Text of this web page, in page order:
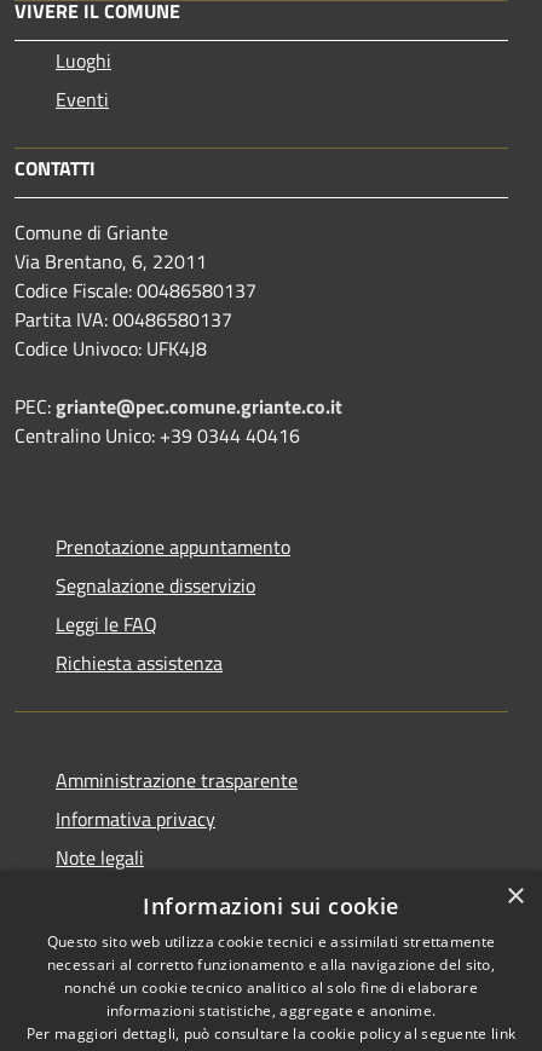
VIVERE IL COMUNE
Luoghi
Eventi
CONTATTI
Comune di Griante
Via Brentano, 6, 22011
Codice Fiscale: 00486580137
Partita IVA: 00486580137
Codice Univoco: UFK4J8
PEC:griante@pec.comune.griante.co.it
Centralino Unico: +39 0344 40416
Prenotazione appuntamento
Segnalazione disservizio
Leggi le FAQ
Richiesta assistenza
Amministrazione trasparente
Informativa privacy
Note legali
Dichiarazione di accessibilità
Copyright © 2026 • Comune di
×
Informazioni sui cookie
Questo sito web utilizza cookie tecnici e assimilati strettamente
necessari al corretto funzionamento e alla navigazione del sito,
nonché un cookie tecnico analitico al solo fine di elaborare
informazioni statistiche, aggregate e anonime.
Per maggiori dettagli, può consultare la cookie policy al seguente link